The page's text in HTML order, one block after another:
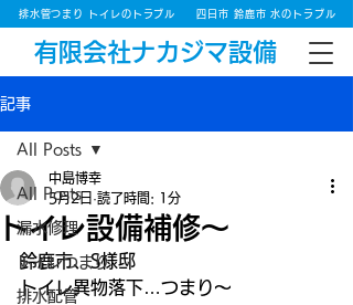
有限会社ナカジマ設備
排水管つまり トイレのトラブル 四日市 鈴鹿市 水のトラブル
記事
All Posts
漏水修理
トイレつまり
排水配管
All Posts
トイレ設備補修～
中島博幸
5月2日 読了時間: 1分
鈴鹿市、S様邸
トイレ異物落下…つまり～